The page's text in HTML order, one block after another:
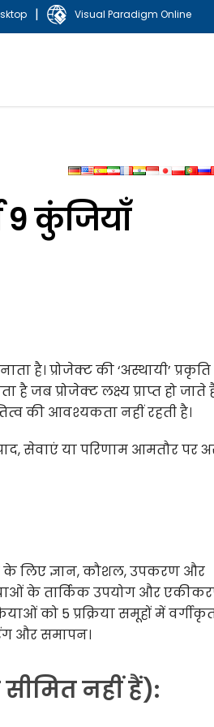
| Visual Paradigm Online
9 कुंजियाँ
है। प्रोजेक्ट की ‘अस्थायी’
जब प्रोजेक्ट लक्ष्य प्राप्त हो जाते
की आवश्यकता नहीं रहती है।
सेवाएं या परिणाम आमतौर पर
के लिए ज्ञान, कौशल, उपकरण और
के तार्किक उपयोग और
को 5 प्रक्रिया समूहों में
और समापन।
नहीं हैं):